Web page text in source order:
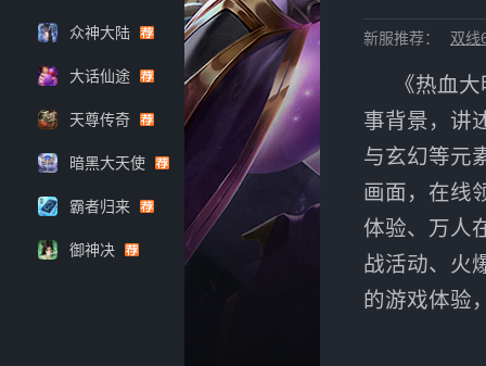
新服推荐： 双线
《热血
事背景，讲
与玄幻等元
画面，在线
体验、万人
战活动、火
的游戏体验
众神大陆
大话仙途
天尊传奇
暗黑大天使
霸者归来
御神决